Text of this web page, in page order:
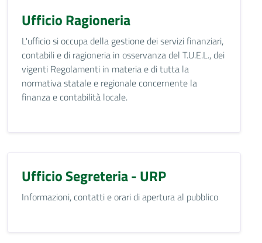
Ufficio Ragioneria
L'ufficio si occupa della gestione dei servizi finanziari,
contabili e di ragioneria in osservanza del T.U.E.L., dei
vigenti Regolamenti in materia e di tutta la
normativa statale e regionale concernente la
finanza e contabilità locale.
Ufficio Segreteria - URP
Informazioni, contatti e orari di apertura al pubblico